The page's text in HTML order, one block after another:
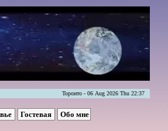
Торонто - 06 Aug 2026 Thu 22:37
Гостевая Обо мне